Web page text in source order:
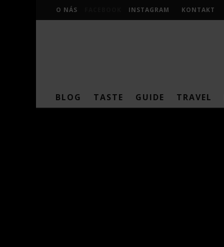
O NÁS INSTAGRAM KONTAKT
BLOG TASTE GUIDE TRAVEL